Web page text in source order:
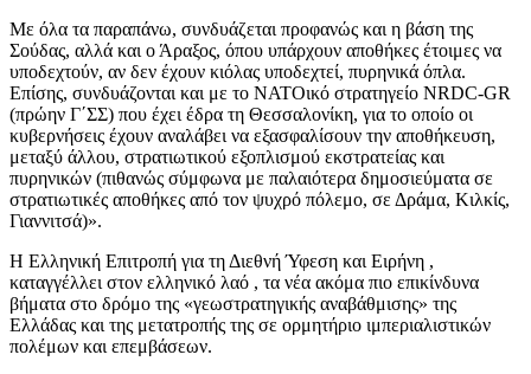
Με όλα τα παραπάνω, συνδυάζεται προφανώς και η βάση της
Σούδας, αλλά και ο Άραξος, όπου υπάρχουν αποθήκες έτοιμες να
υποδεχτούν, αν δεν έχουν κιόλας υποδεχτεί, πυρηνικά όπλα.
Επίσης, συνδυάζονται και με το ΝΑΤΟικό στρατηγείο NRDC-GR
(πρώην Γ΄ΣΣ) που έχει έδρα τη Θεσσαλονίκη, για το οποίο οι
κυβερνήσεις έχουν αναλάβει να εξασφαλίσουν την αποθήκευση,
μεταξύ άλλου, στρατιωτικού εξοπλισμού εκστρατείας και
πυρηνικών (πιθανώς σύμφωνα με παλαιότερα δημοσιεύματα σε
στρατιωτικές αποθήκες από τον ψυχρό πόλεμο, σε Δράμα, Κιλκίς,
Γιαννιτσά)».
Η Ελληνική Επιτροπή για τη Διεθνή Ύφεση και Ειρήνη ,
καταγγέλλει στον ελληνικό λαό , τα νέα ακόμα πιο επικίνδυνα
βήματα στο δρόμο της «γεωστρατηγικής αναβάθμισης» της
Ελλάδας και της μετατροπής της σε ορμητήριο ιμπεριαλιστικών
πολέμων και επεμβάσεων.